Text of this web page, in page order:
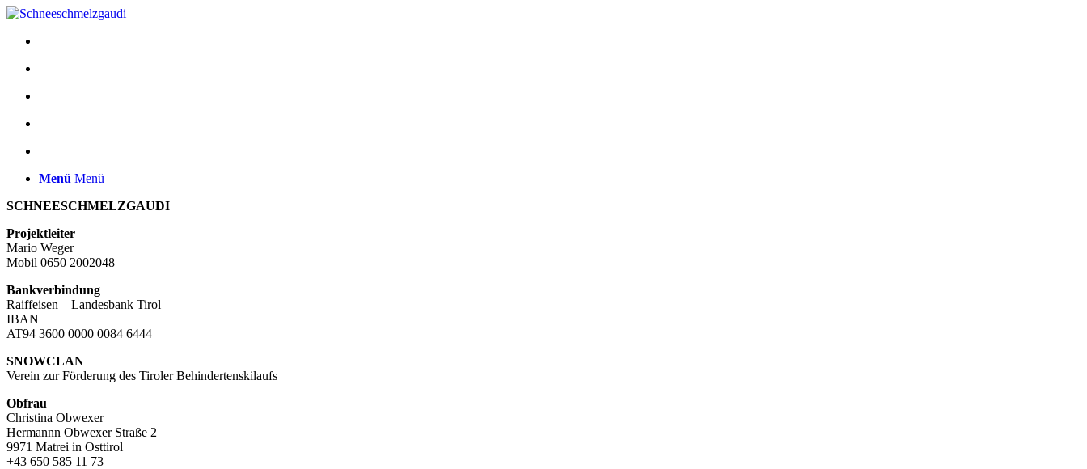
Menü Menü
SCHNEESCHMELZGAUDI
Projektleiter
Mario Weger
Mobil 0650 2002048
Bankverbindung
Raiffeisen – Landesbank Tirol
IBAN
AT94 3600 0000 0084 6444
SNOWCLAN
Verein zur Förderung des Tiroler Behindertenskilaufs
Obfrau
Christina Obwexer
Hermannn Obwexer Straße 2
9971 Matrei in Osttirol
+43 650 585 11 73